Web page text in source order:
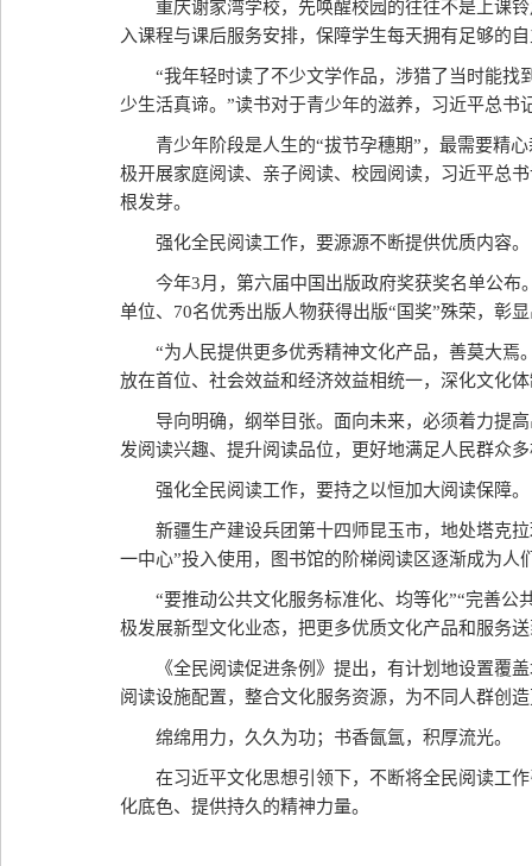
重庆谢家湾学校，先唤醒校园的往往不是上课
入课程与课后服务安排，保障学生每天拥有足够的
“我年轻时读了不少文学作品，涉猎了当时能
少生活真谛。”读书对于青少年的滋养，习近平总书
青少年阶段是人生的“拔节孕穗期”，最需要精
极开展家庭阅读、亲子阅读、校园阅读，习近平总
根发芽。
强化全民阅读工作，要源源不断提供优质内容。
今年3月，第六届中国出版政府奖获奖名单公
单位、70名优秀出版人物获得出版“国奖”殊荣，彰
“为人民提供更多优秀精神文化产品，善莫大
放在首位、社会效益和经济效益相统一，深化文化
导向明确，纲举目张。面向未来，必须着力提
发阅读兴趣、提升阅读品位，更好地满足人民群众
强化全民阅读工作，要持之以恒加大阅读保障。
新疆生产建设兵团第十四师昆玉市，地处塔克
一中心”投入使用，图书馆的阶梯阅读区逐渐成为人
“要推动公共文化服务标准化、均等化”“完善
极发展新型文化业态，把更多优质文化产品和服务
《全民阅读促进条例》提出，有计划地设置覆
阅读设施配置，整合文化服务资源，为不同人群创
绵绵用力，久久为功；书香氤氲，积厚流光。
在习近平文化思想引领下，不断将全民阅读工
化底色、提供持久的精神力量。